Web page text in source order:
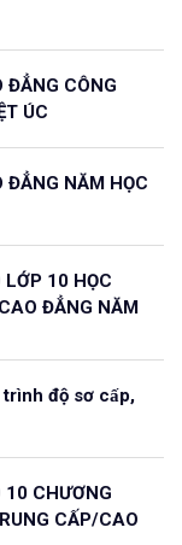
ĐẲNG CÔNG
ÚC
ĐẲNG NĂM HỌC
LỚP 10 HỌC
ĐẲNG NĂM
độ sơ cấp,
10 CHƯƠNG
CẤP/CAO